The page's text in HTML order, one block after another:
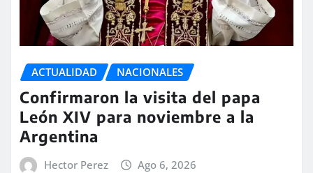
ACTUALIDAD NACIONALES
Confirmaron la visita del papa
León XIV para noviembre a la
Argentina
Hector Perez Ago 6, 2026